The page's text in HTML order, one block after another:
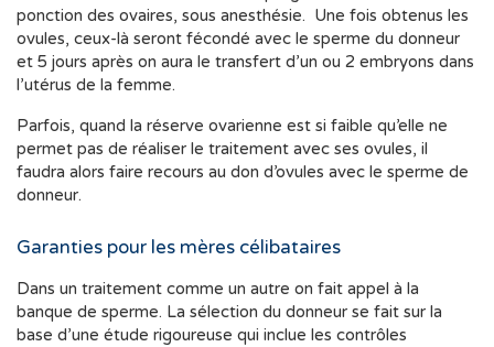
ponction des ovaires, sous anesthésie. Une fois obtenus les
ovules, ceux-là seront fécondé avec le sperme du donneur
et 5 jours après on aura le transfert d’un ou 2 embryons dans
l’utérus de la femme.
Parfois, quand la réserve ovarienne est si faible qu’elle ne
permet pas de réaliser le traitement avec ses ovules, il
faudra alors faire recours au don d’ovules avec le sperme de
donneur.
Garanties pour les mères célibataires
Dans un traitement comme un autre on fait appel à la
banque de sperme. La sélection du donneur se fait sur la
base d’une étude rigoureuse qui inclue les contrôles